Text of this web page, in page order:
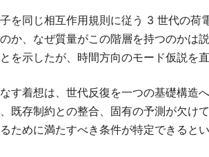
を同じ相互作用規則に従う 3 世代の
か、なぜ質量がこの階層を持つのか
を示したが、時間方向のモード仮説を
す着想は、世代反復を一つの基礎構
既存制約との整合、固有の予測が欠け
ために満たすべき条件が特定できるとい